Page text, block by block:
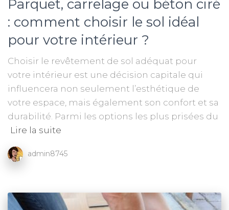
Parquet, carrelage ou béton ciré
: comment choisir le sol idéal
pour votre intérieur ?
Choisir le revêtement de sol adéquat pour
votre intérieur est une décision capitale qui
influencera non seulement l’esthétique de
votre espace, mais également son confort et sa
durabilité. Parmi les options les plus prisées du
Lire la suite
admin8745